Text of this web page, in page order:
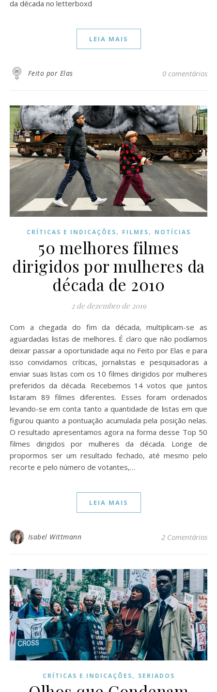
da década no letterboxd
LEIA MAIS
Feito por Elas 0 comentários
CRÍTICAS E INDICAÇÕES, FILMES, NOTÍCIAS
50 melhores filmes
dirigidos por mulheres da
década de 2010
2 de dezembro de 2019
Com a chegada do fim da década, multiplicam-se as
aguardadas listas de melhores. É claro que não podíamos
deixar passar a oportunidade aqui no Feito por Elas e para
isso convidamos críticas, jornalistas e pesquisadoras a
enviar suas listas com os 10 filmes dirigidos por mulheres
preferidos da década. Recebemos 14 votos que juntos
listaram 89 filmes diferentes. Esses foram ordenados
levando-se em conta tanto a quantidade de listas em que
figurou quanto a pontuação acumulada pela posição nelas.
O resultado apresentamos agora na forma desse Top 50
filmes dirigidos por mulheres da década. Longe de
propormos ser um resultado fechado, até mesmo pelo
recorte e pelo número de votantes,…
LEIA MAIS
Isabel Wittmann 2 Comentários
CRÍTICAS E INDICAÇÕES, SERIADOS